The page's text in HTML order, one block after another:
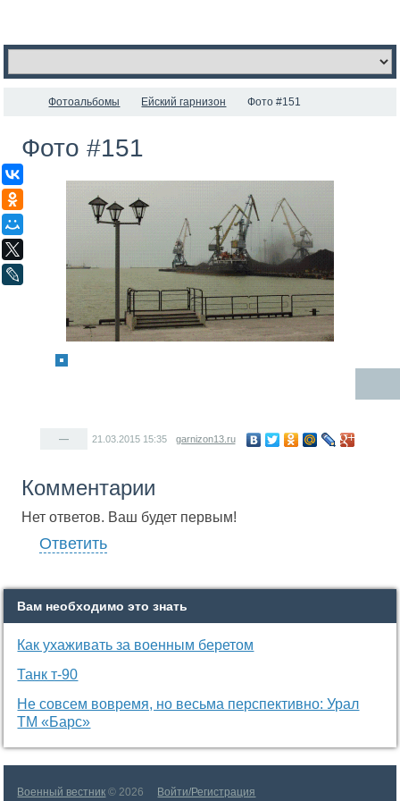
Одноклассники
LiveJournal
Фотоальбомы Ейский гарнизон Фото #151
Фото #151
— 21.03.2015 15:35 garnizon13.ru
Комментарии
Нет ответов. Ваш будет первым!
Ответить
Вам необходимо это знать
Как ухаживать за военным беретом
Танк т-90
Не совсем вовремя, но весьма перспективно: Урал
ТМ «Барс»
Военный вестник © 2026 Войти/Регистрация